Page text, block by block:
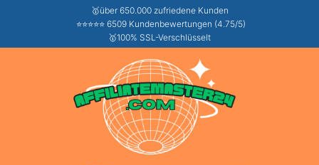
🥇über 650.000 zufriedene Kunden
⭐⭐⭐⭐⭐ 6509 Kundenbewertungen (4.75/5)
🥇100% SSL-Verschlüsselt